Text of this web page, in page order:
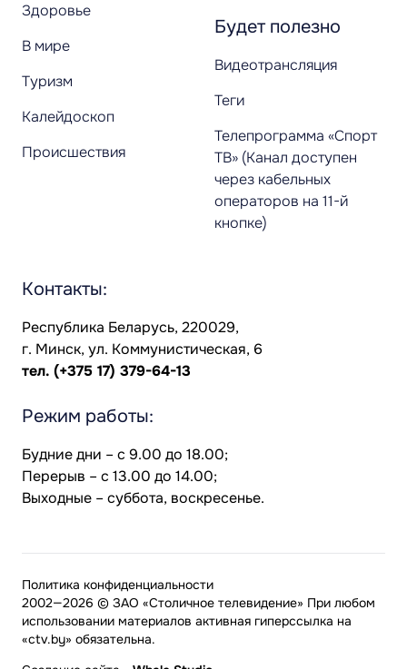
Здоровье
В мире
Туризм
Калейдоскоп
Происшествия
Будет полезно
Видеотрансляция
Теги
Телепрограмма «Спорт
ТВ» (Канал доступен
через кабельных
операторов на 11-й
кнопке)
Контакты:
Республика Беларусь, 220029,
г. Минск, ул. Коммунистическая, 6
тел. (+375 17) 379-64-13
Режим работы:
Будние дни – с 9.00 до 18.00;
Перерыв – с 13.00 до 14.00;
Выходные – суббота, воскресенье.
2002—2026 © ЗАО «Столичное телевидение» При любом
использовании материалов активная гиперссылка на
«ctv.by» обязательна.
Политика конфиденциальности